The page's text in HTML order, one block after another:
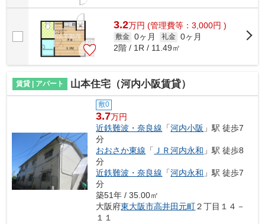
3.2万円 (管理費等：3,000円 )
敷金 0ヶ月 礼金 0ヶ月
2階 / 1R / 11.49㎡
賃貸 | アパート 山本住宅（河内小阪賃貸）
敷0
3.7万円
近鉄難波・奈良線 「河内小阪 」駅 徒歩7
分
おおさか東線 「 ＪＲ河内永和 」駅 徒歩8
分
近鉄難波・奈良線 「河内永和 」駅 徒歩7
分
築51年 / 35.00㎡
大阪府東大阪市高井田元町２丁目１４－
１１